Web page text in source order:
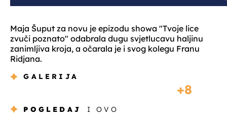
Maja Šuput za novu je epizodu showa "Tvoje lice
zvuči poznato" odabrala dugu svjetlucavu haljinu
zanimljiva kroja, a očarala je i svog kolegu Franu
Ridjana.
GALERIJA
8
POGLEDAJ I OVO